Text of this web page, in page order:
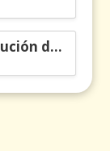
Ciencia colombiana en la revolución de los órganos en chips